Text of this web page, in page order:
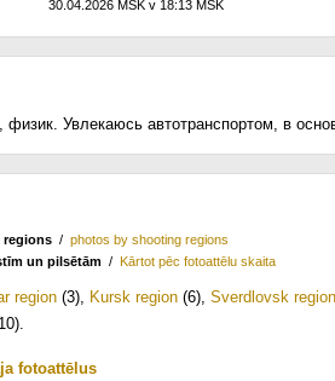
30.04.2026 MSK v 18:13 MSK
Увлекаюсь автотранспортом, в
regions / photos by shooting regions
un pilsētām / Kārtot pēc fotoattēlu skaita
region (3), Kursk region (6), Sverdlovsk region
.
fotoattēlus